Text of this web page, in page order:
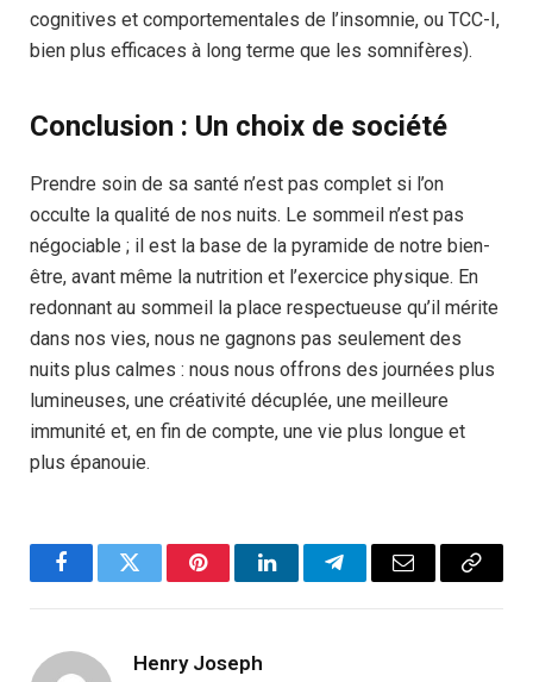
cognitives et comportementales de l’insomnie, ou TCC-I,
bien plus efficaces à long terme que les somnifères).
Conclusion : Un choix de société
Prendre soin de sa santé n’est pas complet si l’on
occulte la qualité de nos nuits. Le sommeil n’est pas
négociable ; il est la base de la pyramide de notre bien-
être, avant même la nutrition et l’exercice physique. En
redonnant au sommeil la place respectueuse qu’il mérite
dans nos vies, nous ne gagnons pas seulement des
nuits plus calmes : nous nous offrons des journées plus
lumineuses, une créativité décuplée, une meilleure
immunité et, en fin de compte, une vie plus longue et
plus épanouie.
FacebookTwitter PinterestLinkedInTelegramEmail
Copy
Henry Joseph